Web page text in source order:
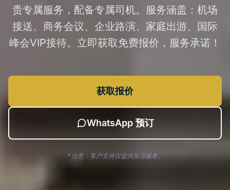
贵专属服务，配备专属司机。服务涵盖：机场
接送、商务会议、企业路演、家庭出游、国际
峰会VIP接待。立即获取免费报价，服务承诺！
获取报价
WhatsApp 预订
* 注意：客户支持仅提供英语服务。